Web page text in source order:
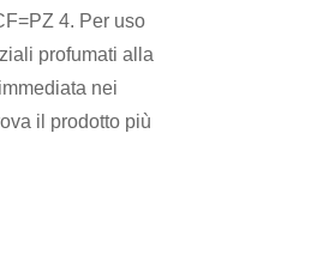
4. Per uso
profumati alla
nei
il prodotto più